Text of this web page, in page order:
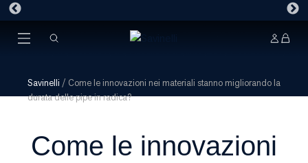
Savinelli / Come le innovazioni nei materiali stanno migliorando la
durata delle pipe in radica?
Come le innovazioni